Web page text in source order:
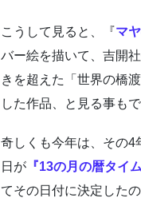
こうして見ると、『マ
バー絵を描いて、吉開
きを超えた「世界の橋
した作品、と見る事も
奇しくも今年は、その4
日が 『13の月の暦タイ
てその日付に決定した